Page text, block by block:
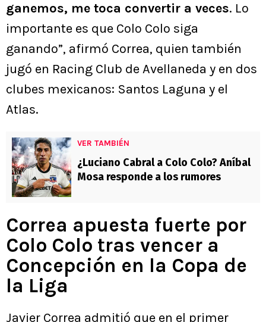
ganemos, me toca convertir a veces. Lo
importante es que Colo Colo siga
ganando”, afirmó Correa, quien también
jugó en Racing Club de Avellaneda y en dos
clubes mexicanos: Santos Laguna y el
Atlas.
VER TAMBIÉN
¿Luciano Cabral a Colo Colo? Aníbal
Mosa responde a los rumores
Correa apuesta fuerte por
Colo Colo tras vencer a
Concepción en la Copa de
la Liga
Javier Correa admitió que en el primer